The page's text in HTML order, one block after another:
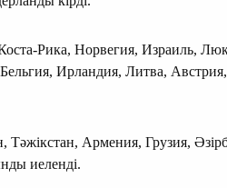
Рика, Норвегия, Израиль,
Ирландия, Литва,
Тәжікстан, Армения, Грузия,
иеленді.